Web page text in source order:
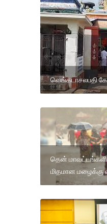
வெங்கடாசலபதி
தென்
மிதமான மழைக்கு